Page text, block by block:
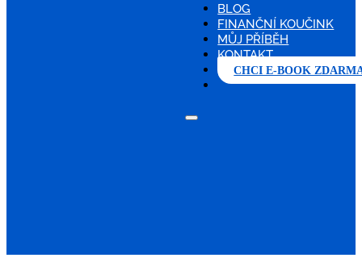
BLOG
FINANČNÍ KOUČINK
MŮJ PŘÍBĚH
KONTAKT
CHCI E-BOOK